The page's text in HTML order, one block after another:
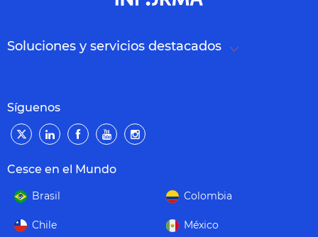
Soluciones y servicios destacados
Síguenos
Cesce en el Mundo
Brasil Colombia
Chile México